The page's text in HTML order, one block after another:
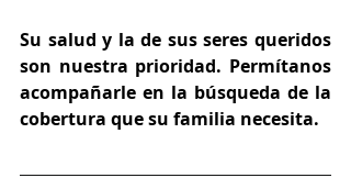
Su salud y la de sus seres queridos
son nuestra prioridad. Permítanos
acompañarle en la búsqueda de la
cobertura que su familia necesita.